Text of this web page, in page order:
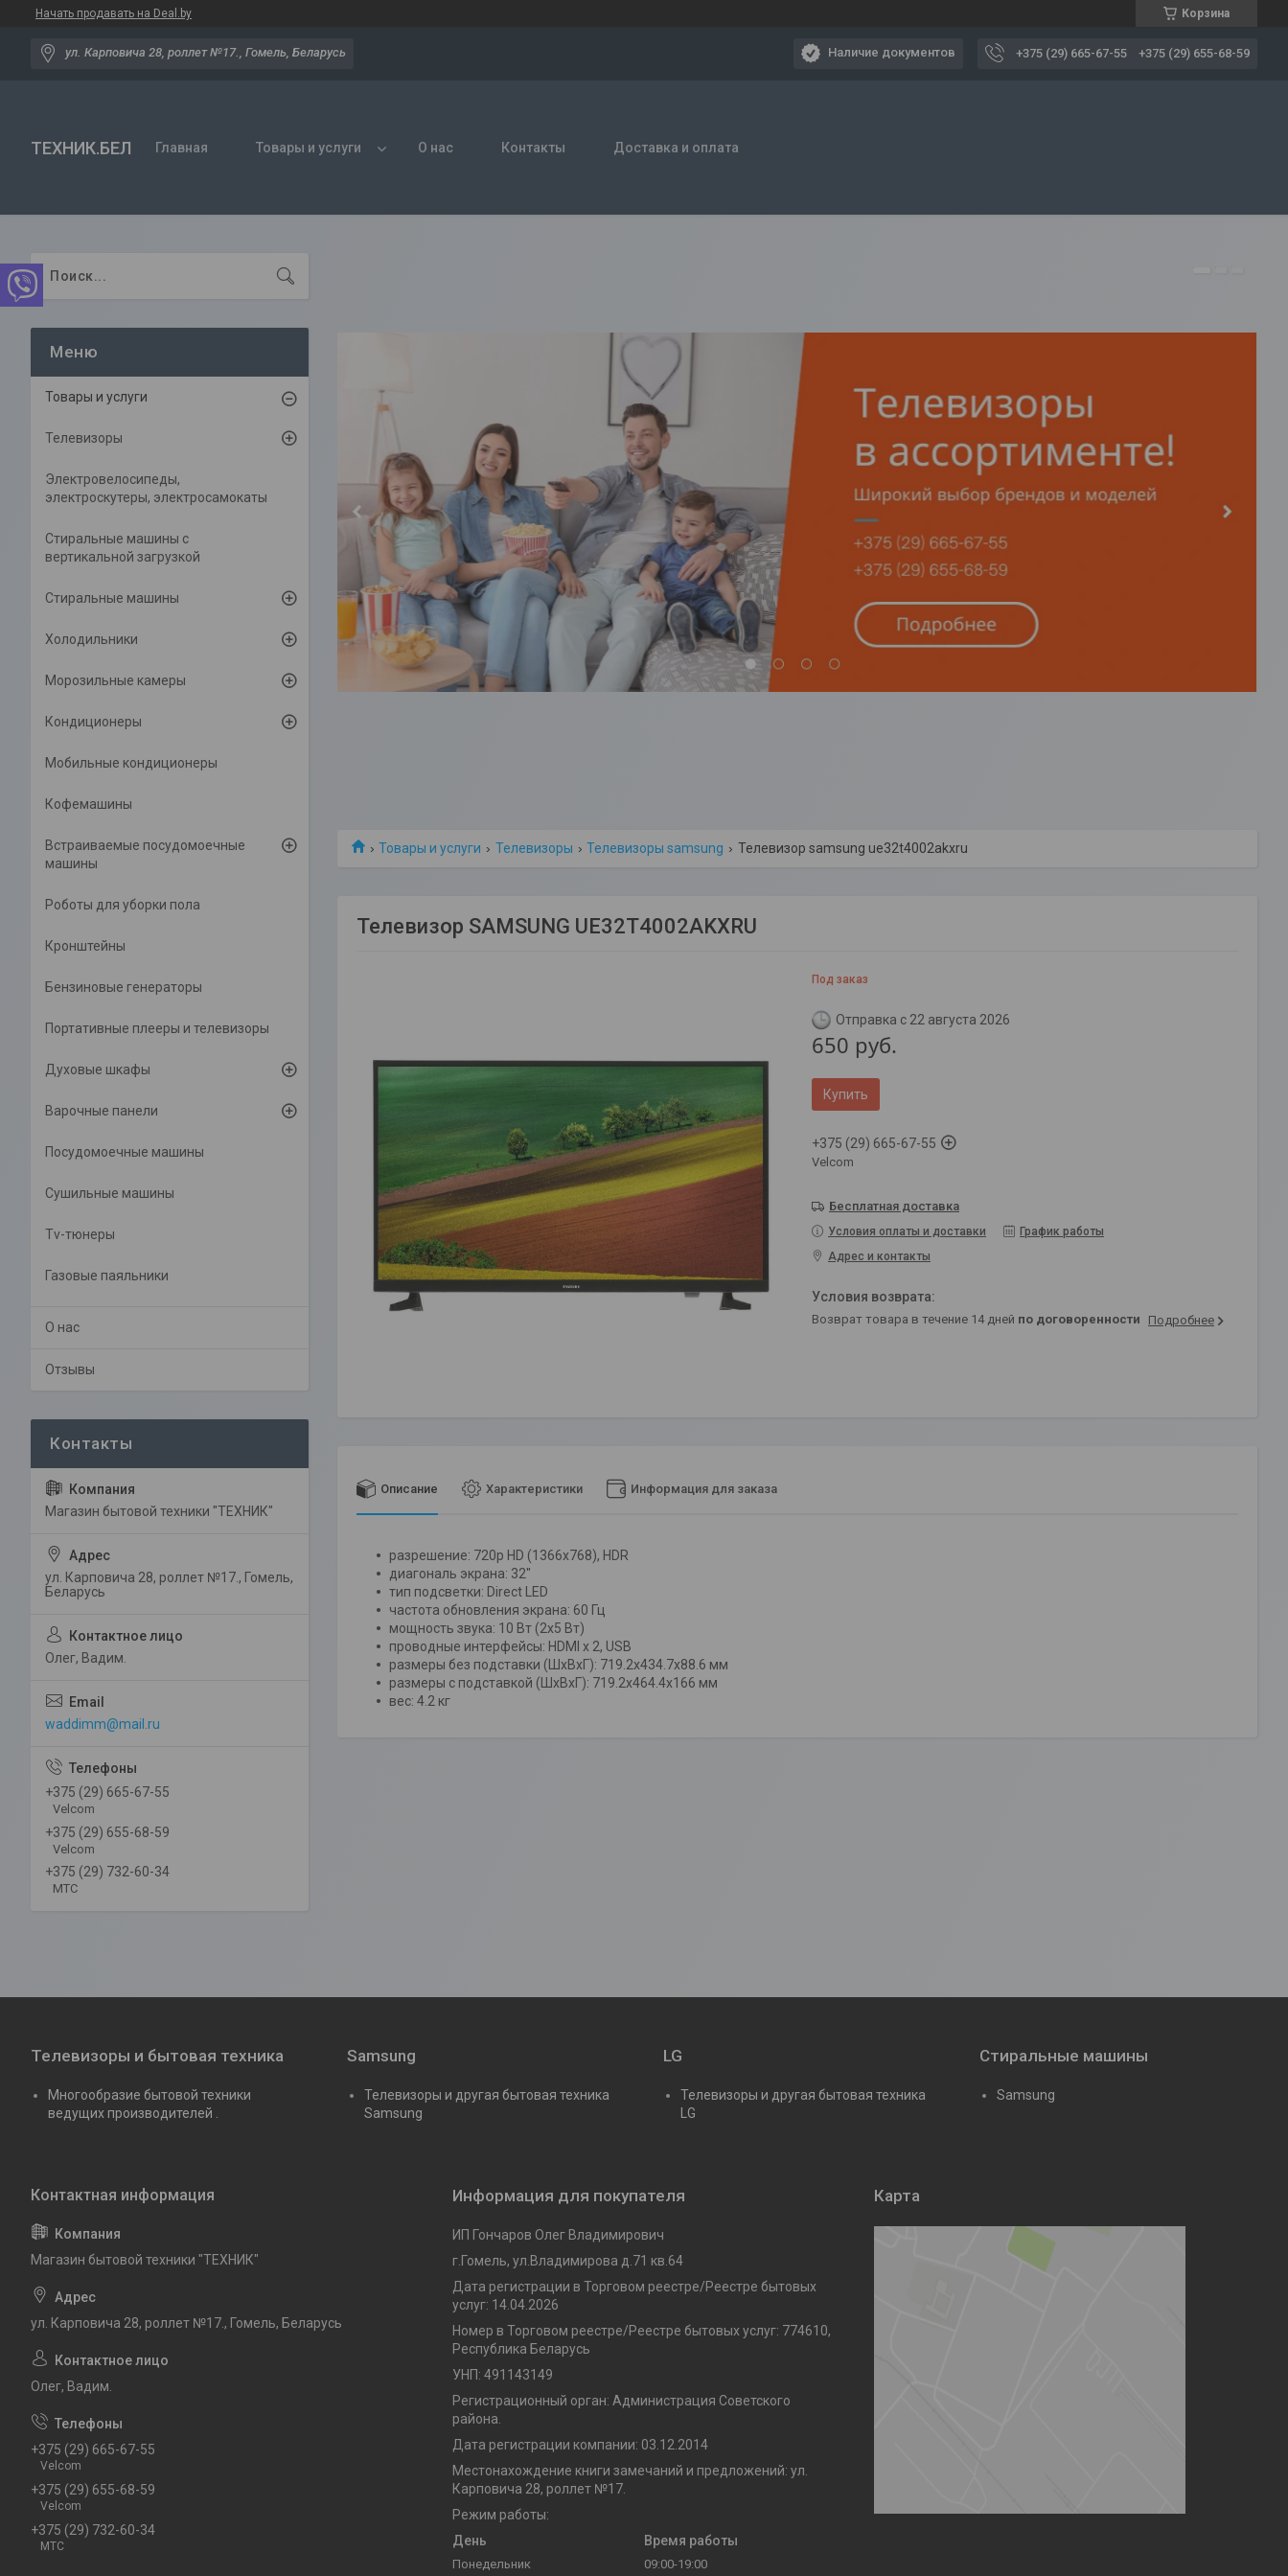
Начать продавать на Deal.by Корзина
ул. Карповича 28, роллет №17., Гомель, Беларусь Наличие документов +375 (29) 665-67-55 +375 (29) 655-68-59
ТЕХНИК.БЕЛ Главная Товары и услуги О нас Контакты Доставка и оплата
Товары и услуги Телевизоры Телевизоры samsung Телевизор samsung ue32t4002akxru
Телевизор SAMSUNG UE32T4002AKXRU
Под заказ
Отправка с 22 августа 2026
650 руб.
Купить
+375 (29) 665-67-55
Velcom
Бесплатная доставка
Условия оплаты и доставки
График работы
Адрес и контакты
возврат товара в течение 14 дней по договоренности Подробнее
Описание Характеристики Информация для заказа
разрешение: 720p HD (1366x768), HDR
диагональ экрана: 32"
тип подсветки: Direct LED
частота обновления экрана: 60 Гц
мощность звука: 10 Вт (2x5 Вт)
проводные интерфейсы: HDMI x 2, USB
размеры без подставки (ШxВxГ): 719.2x434.7x88.6 мм
размеры с подставкой (ШxВxГ): 719.2x464.4x166 мм
вес: 4.2 кг
Товары и услуги
Телевизоры
Электровелосипеды,
электроскутеры, электросамокаты
Cтиральные машины с
вертикальной загрузкой
Стиральные машины
Холодильники
Морозильные камеры
Кондиционеры
Мобильные кондиционеры
Кофемашины
Встраиваемые посудомоечные
машины
Роботы для уборки пола
Кронштейны
Бензиновые генераторы
Портативные плееры и телевизоры
Духовые шкафы
Варочные панели
Посудомоечные машины
Сушильные машины
Tv-тюнеры
Газовые паяльники
О нас
Отзывы
Магазин бытовой техники "ТЕХНИК"
ул. Карповича 28, роллет №17., Гомель,
Беларусь
Олег, Вадим.
waddimm@mail.ru
+375 (29) 665-67-55
Velcom
+375 (29) 655-68-59
Velcom
+375 (29) 732-60-34
MTC
Телевизоры и бытовая техника
Многообразие бытовой техники
ведущих производителей .
Samsung
Телевизоры и другая бытовая техника
Samsung
LG
Телевизоры и другая бытовая техника
LG
Стиральные машины
Samsung
Магазин бытовой техники "ТЕХНИК"
ул. Карповича 28, роллет №17., Гомель, Беларусь
Олег, Вадим.
+375 (29) 665-67-55
Velcom
+375 (29) 655-68-59
Velcom
+375 (29) 732-60-34
MTC
Информация для покупателя
ИП Гончаров Олег Владимирович
г.Гомель, ул.Владимирова д.71 кв.64
Дата регистрации в Торговом реестре/Реестре бытовых
услуг: 14.04.2026
Номер в Торговом реестре/Реестре бытовых услуг: 774610,
Республика Беларусь
УНП: 491143149
Регистрационный орган: Администрация Советского
района.
Дата регистрации компании: 03.12.2014
Местонахождение книги замечаний и предложений: ул.
Карповича 28, роллет №17.
Режим работы:
День
Время работы
Понедельник 09:00-19:00
Карта